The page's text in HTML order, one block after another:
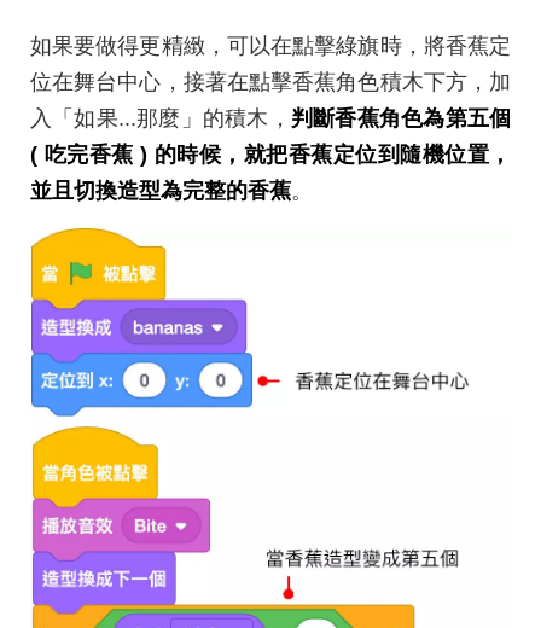
如果要做得更精緻，可以在點擊綠旗時，將香蕉定
位在舞台中心，接著在點擊香蕉角色積木下方，加
入「如果...那麼」的積木， 判斷香蕉角色為第五個
( 吃完香蕉 ) 的時候，就把香蕉定位到隨機位置，
並且切換造型為完整的香蕉。